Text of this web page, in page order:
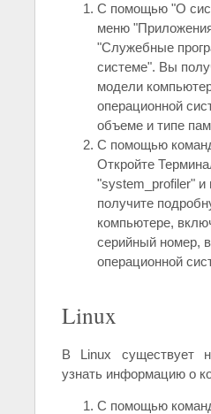
С помощью "О
меню
"Служебные
системе". Вы
модели
операционной
объеме и типе
С помощью
Откройте
"system_profiler"
получите
компьютере,
серийный номер,
операционной
Linux
В Linux существует
узнать информацию о
С помощью